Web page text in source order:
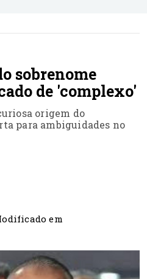
sobrenome
de 'complexo'
origem do
para ambiguidades no
em